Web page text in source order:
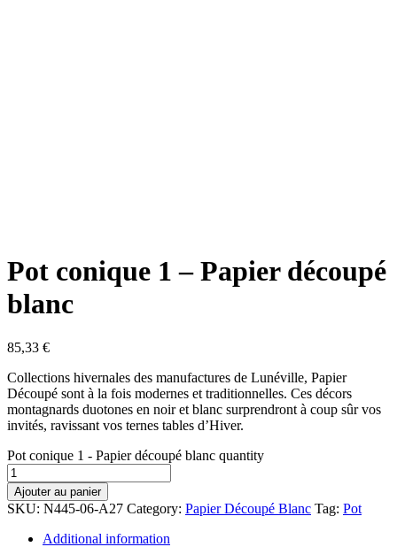
Pot conique 1 – Papier découpé
blanc
85,33 €
Collections hivernales des manufactures de Lunéville, Papier
Découpé sont à la fois modernes et traditionnelles. Ces décors
montagnards duotones en noir et blanc surprendront à coup sûr vos
invités, ravissant vos ternes tables d’Hiver.
Pot conique 1 - Papier découpé blanc quantity
Ajouter au panier
SKU: N445-06-A27 Category: Papier Découpé Blanc Tag: Pot
Additional information